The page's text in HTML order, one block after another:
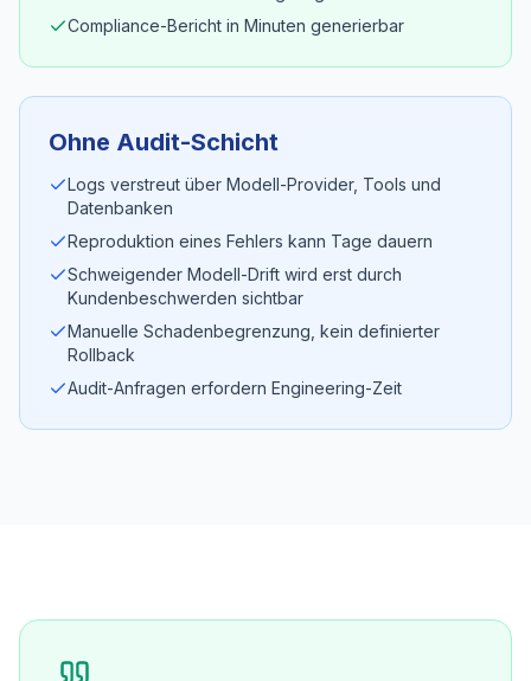
Compliance-Bericht in Minuten generierbar
Ohne Audit-Schicht
Logs verstreut über Modell-Provider, Tools und
Datenbanken
Reproduktion eines Fehlers kann Tage dauern
Schweigender Modell-Drift wird erst durch
Kundenbeschwerden sichtbar
Manuelle Schadenbegrenzung, kein definierter
Rollback
Audit-Anfragen erfordern Engineering-Zeit